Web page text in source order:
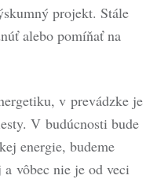
projekt. Stále
alebo pomíňať na
v prevádzke je
V budúcnosti bude
energie, budeme
vôbec nie je od veci